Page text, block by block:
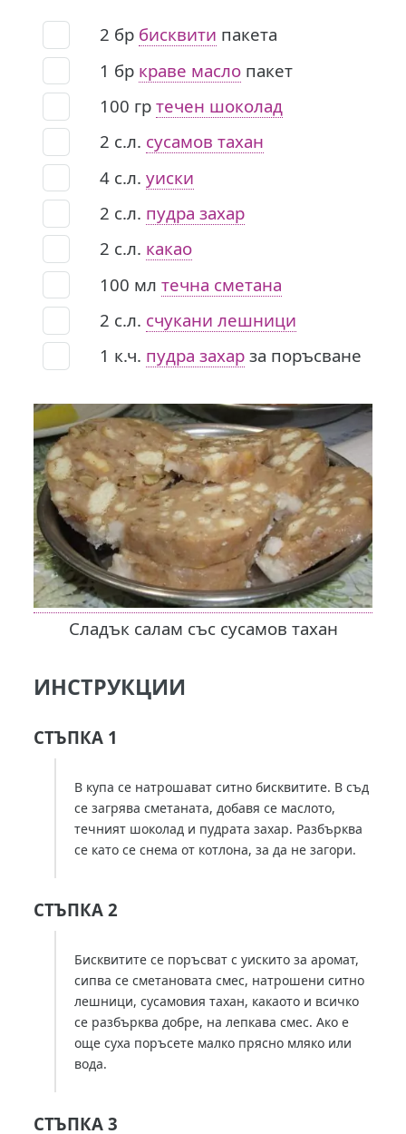
2 бр бисквити пакета
1 бр краве масло пакет
100 гр течен шоколад
2 с.л. сусамов тахан
4 с.л. уиски
2 с.л. пудра захар
2 с.л. какао
100 мл течна сметана
2 с.л. счукани лешници
1 к.ч. пудра захар за поръсване
Сладък салам със сусамов тахан
ИНСТРУКЦИИ
СТЪПКА 1
В купа се натрошават ситно бисквитите. В съд
се загрява сметаната, добавя се маслото,
течният шоколад и пудрата захар. Разбърква
се като се снема от котлона, за да не загори.
СТЪПКА 2
Бисквитите се поръсват с уискито за аромат,
сипва се сметановата смес, натрошени ситно
лешници, сусамовия тахан, какаото и всичко
се разбърква добре, на лепкава смес. Ако е
още суха поръсете малко прясно мляко или
вода.
СТЪПКА 3